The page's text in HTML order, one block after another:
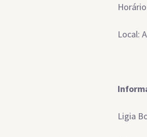
Local:
Ligia